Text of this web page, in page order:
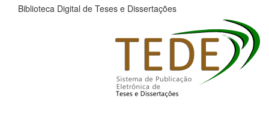
Biblioteca Digital de Teses e Dissertações